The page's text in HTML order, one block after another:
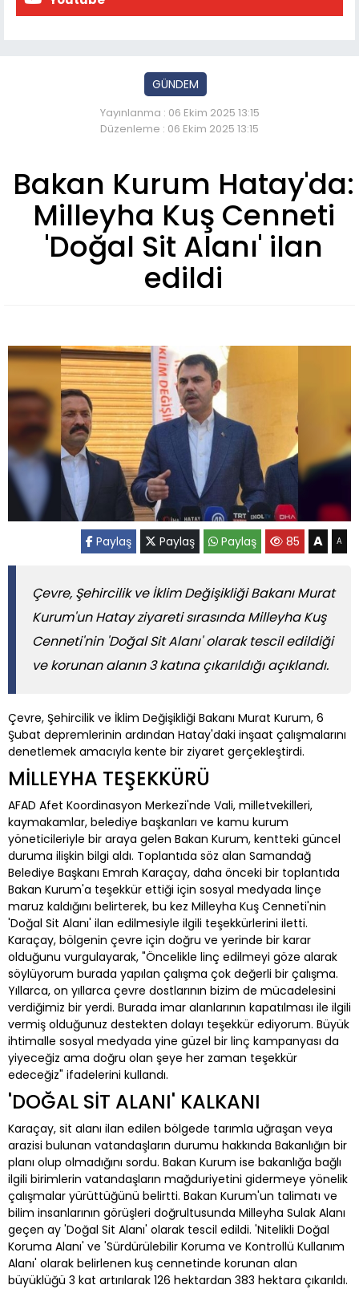
GÜNDEM
Yayınlanma : 06 Ekim 2025 13:15
Düzenleme : 06 Ekim 2025 13:15
Bakan Kurum Hatay'da:
Milleyha Kuş Cenneti
'Doğal Sit Alanı' ilan
edildi
Paylaş Paylaş Paylaş 85 A A
Çevre, Şehircilik ve İklim Değişikliği Bakanı Murat
Kurum'un Hatay ziyareti sırasında Milleyha Kuş
Cenneti'nin 'Doğal Sit Alanı' olarak tescil edildiği
ve korunan alanın 3 katına çıkarıldığı açıklandı.
Çevre, Şehircilik ve İklim Değişikliği Bakanı Murat Kurum, 6
Şubat depremlerinin ardından Hatay'daki inşaat çalışmalarını
denetlemek amacıyla kente bir ziyaret gerçekleştirdi.
MİLLEYHA TEŞEKKÜRÜ
AFAD Afet Koordinasyon Merkezi'nde Vali, milletvekilleri,
kaymakamlar, belediye başkanları ve kamu kurum
yöneticileriyle bir araya gelen Bakan Kurum, kentteki güncel
duruma ilişkin bilgi aldı. Toplantıda söz alan Samandağ
Belediye Başkanı Emrah Karaçay, daha önceki bir toplantıda
Bakan Kurum'a teşekkür ettiği için sosyal medyada linçe
maruz kaldığını belirterek, bu kez Milleyha Kuş Cenneti'nin
'Doğal Sit Alanı' ilan edilmesiyle ilgili teşekkürlerini iletti.
Karaçay, bölgenin çevre için doğru ve yerinde bir karar
olduğunu vurgulayarak, "Öncelikle linç edilmeyi göze alarak
söylüyorum burada yapılan çalışma çok değerli bir çalışma.
Yıllarca, on yıllarca çevre dostlarının bizim de mücadelesini
verdiğimiz bir yerdi. Burada imar alanlarının kapatılması ile ilgili
vermiş olduğunuz destekten dolayı teşekkür ediyorum. Büyük
ihtimalle sosyal medyada yine güzel bir linç kampanyası da
yiyeceğiz ama doğru olan şeye her zaman teşekkür
edeceğiz" ifadelerini kullandı.
'DOĞAL SİT ALANI' KALKANI
Karaçay, sit alanı ilan edilen bölgede tarımla uğraşan veya
arazisi bulunan vatandaşların durumu hakkında Bakanlığın bir
planı olup olmadığını sordu. Bakan Kurum ise bakanlığa bağlı
ilgili birimlerin vatandaşların mağduriyetini gidermeye yönelik
çalışmalar yürüttüğünü belirtti. Bakan Kurum'un talimatı ve
bilim insanlarının görüşleri doğrultusunda Milleyha Sulak Alanı
geçen ay 'Doğal Sit Alanı' olarak tescil edildi. 'Nitelikli Doğal
Koruma Alanı' ve 'Sürdürülebilir Koruma ve Kontrollü Kullanım
Alanı' olarak belirlenen kuş cennetinde korunan alan
büyüklüğü 3 kat artırılarak 126 hektardan 383 hektara çıkarıldı.